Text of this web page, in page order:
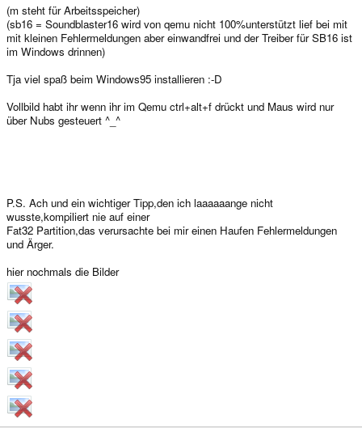
(m steht für Arbeitsspeicher)
(sb16 = Soundblaster16 wird von qemu nicht 100%unterstützt lief bei mit
mit kleinen Fehlermeldungen aber einwandfrei und der Treiber für SB16 ist
im Windows drinnen)
Tja viel spaß beim Windows95 installieren :-D
Vollbild habt ihr wenn ihr im Qemu ctrl+alt+f drückt und Maus wird nur
über Nubs gesteuert ^_^
P.S. Ach und ein wichtiger Tipp,den ich laaaaaange nicht
wusste,kompiliert nie auf einer
Fat32 Partition,das verursachte bei mir einen Haufen Fehlermeldungen
und Ärger.
hier nochmals die Bilder